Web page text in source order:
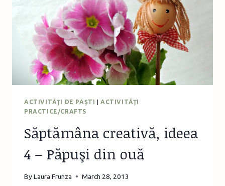
SPIRALĂRII
HÂRTIEI
ACTIVITĂŢI DE PAŞTI |ACTIVITĂŢI
PRACTICE/CRAFTS
Săptămâna creativă, ideea
4 – Păpuşi din ouă
ByLaura Frunza March 28, 2013